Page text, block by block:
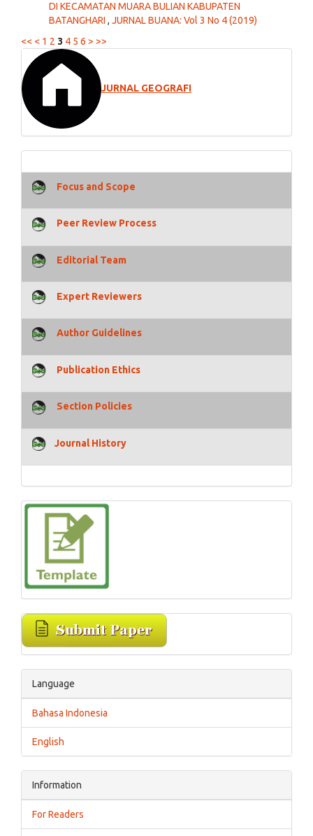
DI KECAMATAN MUARA BULIAN KABUPATEN
BATANGHARI , JURNAL BUANA: Vol 3 No 4 (2019)
<< < 1 2 3 4 5 6 > >>
JURNAL GEOGRAFI
Focus and Scope
Peer Review Process
Editorial Team
Expert Reviewers
Author Guidelines
Publication Ethics
Section Policies
Journal History
Language
Bahasa Indonesia
English
Information
For Readers